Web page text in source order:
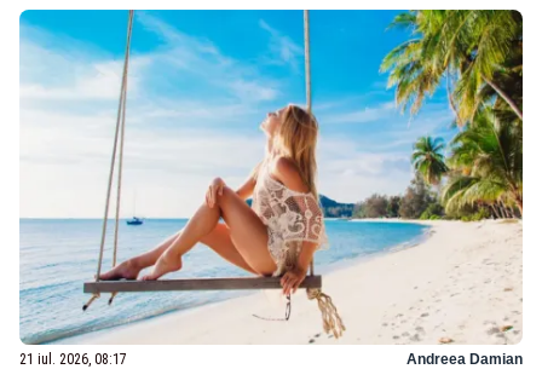
21 iul. 2026, 08:17 Andreea Damian